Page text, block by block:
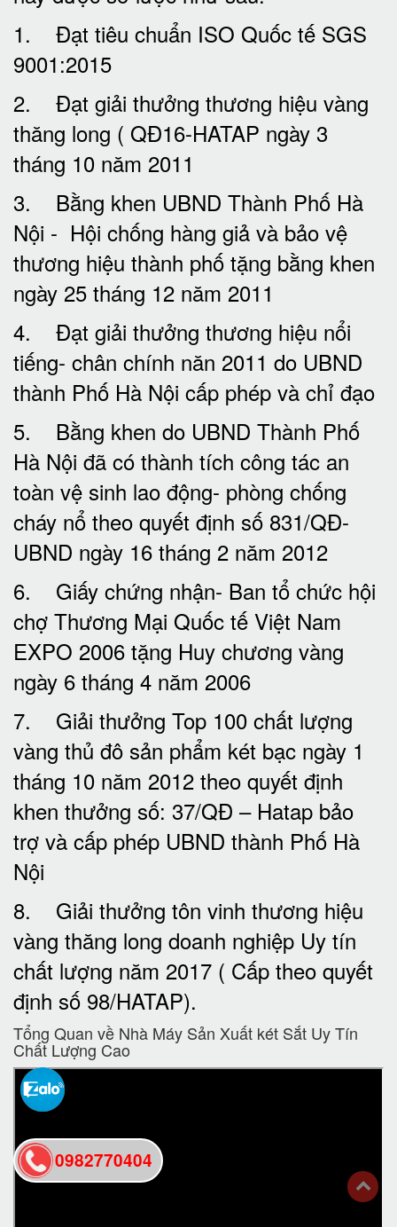
1. Đạt tiêu chuẩn ISO Quốc tế SGS
9001:2015
2. Đạt giải thưởng thương hiệu vàng
thăng long ( QĐ16-HATAP ngày 3
tháng 10 năm 2011
3. Bằng khen UBND Thành Phố Hà
Nội - Hội chống hàng giả và bảo vệ
thương hiệu thành phố tặng bằng khen
ngày 25 tháng 12 năm 2011
4. Đạt giải thưởng thương hiệu nổi
tiếng- chân chính năn 2011 do UBND
thành Phố Hà Nội cấp phép và chỉ đạo
5. Bằng khen do UBND Thành Phố
Hà Nội đã có thành tích công tác an
toàn vệ sinh lao động- phòng chống
cháy nổ theo quyết định số 831/QĐ-
UBND ngày 16 tháng 2 năm 2012
6. Giấy chứng nhận- Ban tổ chức hội
chợ Thương Mại Quốc tế Việt Nam
EXPO 2006 tặng Huy chương vàng
ngày 6 tháng 4 năm 2006
7. Giải thưởng Top 100 chất lượng
vàng thủ đô sản phẩm két bạc ngày 1
tháng 10 năm 2012 theo quyết định
khen thưởng số: 37/QĐ – Hatap bảo
trợ và cấp phép UBND thành Phố Hà
Nội
8. Giải thưởng tôn vinh thương hiệu
vàng thăng long doanh nghiệp Uy tín
chất lượng năm 2017 ( Cấp theo quyết
định số 98/HATAP).
Tổng Quan về Nhà Máy Sản Xuất két Sắt Uy Tín
Chất Lượng Cao
0982770404